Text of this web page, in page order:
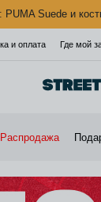
PUMA Suede и
и оплата Где мой
Распродажа